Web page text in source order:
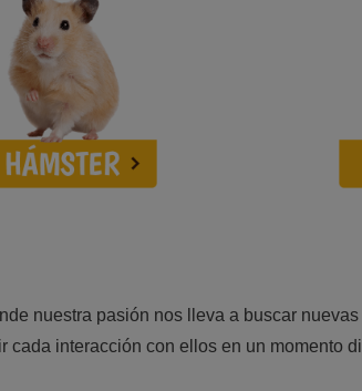
nuestra pasión nos lleva a buscar
interacción con ellos en un momento